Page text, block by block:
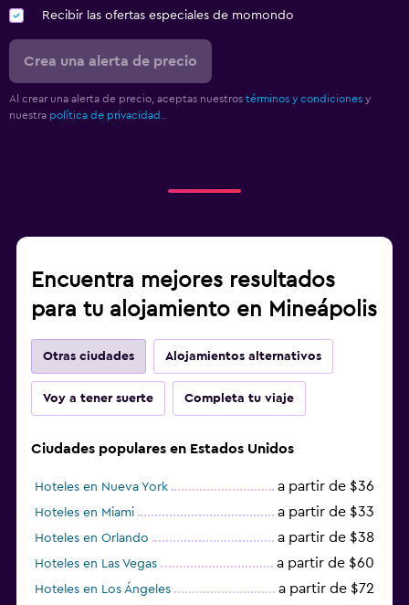
Recibir las ofertas especiales de momondo
Crea una alerta de precio
Al crear una alerta de precio, aceptas nuestros términos y condiciones y
nuestra política de privacidad.
Encuentra mejores resultados
para tu alojamiento en Mineápolis
Otras ciudades Alojamientos alternativos
Voy a tener suerte Completa tu viaje
Ciudades populares en Estados Unidos
Hoteles en Nueva York a partir de $36
Hoteles en Miami a partir de $33
Hoteles en Orlando a partir de $38
Hoteles en Las Vegas a partir de $60
Hoteles en Los Ángeles a partir de $72